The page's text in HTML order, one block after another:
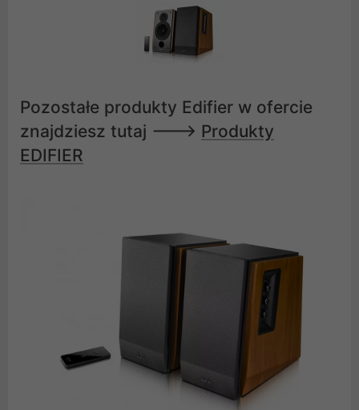
Pozostałe produkty Edifier w ofercie
znajdziesz tutaj ---> Produkty
EDIFIER